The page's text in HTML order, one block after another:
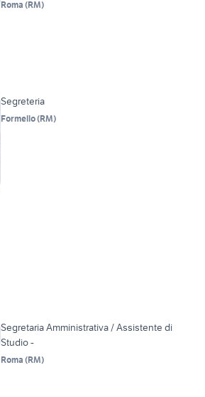
Roma (RM)
Segreteria
Formello(RM)
Segretaria Amministrativa / Assistente di
Studio -
Roma (RM)